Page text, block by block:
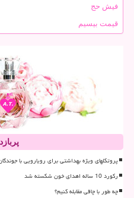
فیش حج
قیمت بیسیم
پروتکلهای ویژه بهداشتی برای رویارویی با
رکورد 10 ساله اهدای خون شکسته شد
چه طور با چاقی مقابله کنیم؟